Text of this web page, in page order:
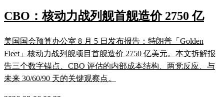
CBO：核动力战列舰首舰造价 2750 亿
美国国会预算办公室 8 月 5 日发布报告：特朗普「Golden
Fleet」核动力战列舰项目首舰造价 2750 亿美元。本文拆解报
告三个数字锚点、CBO 评估的内部成本结构、两党反应、与
未来 30/60/90 天的关键观察点。